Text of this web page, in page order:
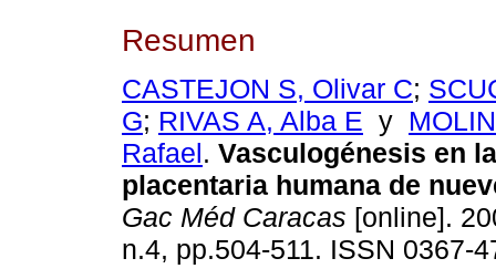
Resumen
CASTEJON S, Olivar C;
G; RIVAS A, Alba E y
Rafael. Vasculogénesis en
placentaria humana de
Gac Méd Caracas [online].
n.4, pp.504-511. ISSN 0367-